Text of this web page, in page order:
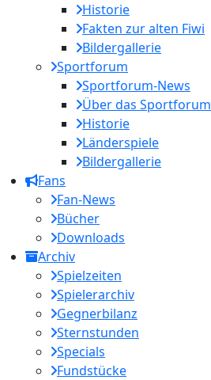
Historie
Fakten zur alten Fiwi
Bildergallerie
Sportforum
Sportforum-News
Über das Sportforum
Historie
Länderspiele
Bildergallerie
Fans
Fan-News
Bücher
Downloads
Archiv
Spielzeiten
Spielerarchiv
Gegnerbilanz
Sternstunden
Specials
Fundstücke